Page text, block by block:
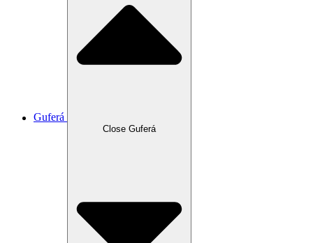
Guferá
Close Guferá